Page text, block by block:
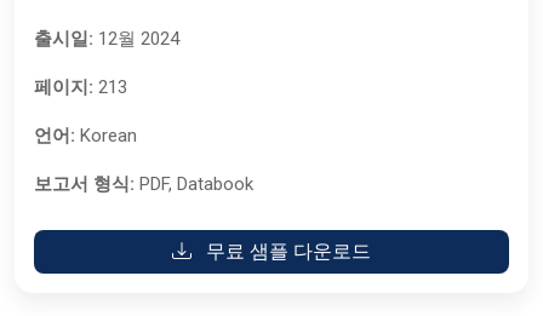
출시일: 12월 2024
페이지: 213
언어: Korean
보고서 형식: PDF, Databook
무료 샘플 다운로드